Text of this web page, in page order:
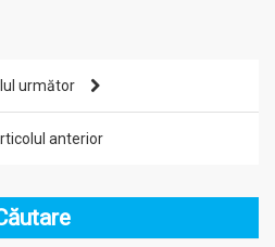
următor
anterior